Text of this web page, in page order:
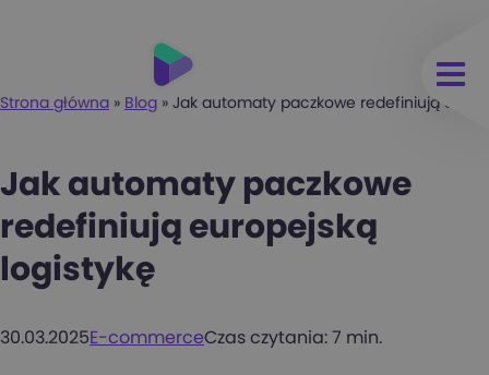
Strona główna » Blog » Jak automaty paczkowe redefiniują
Jak automaty paczkowe
redefiniują europejską
logistykę
30.03.2025E-commerceCzas czytania: 7 min.